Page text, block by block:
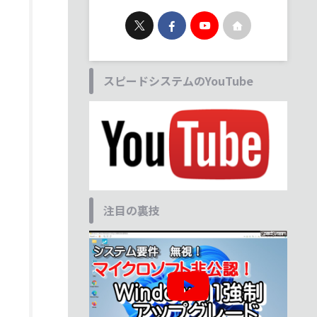
スピードシステムのYouTube
注目の裏技